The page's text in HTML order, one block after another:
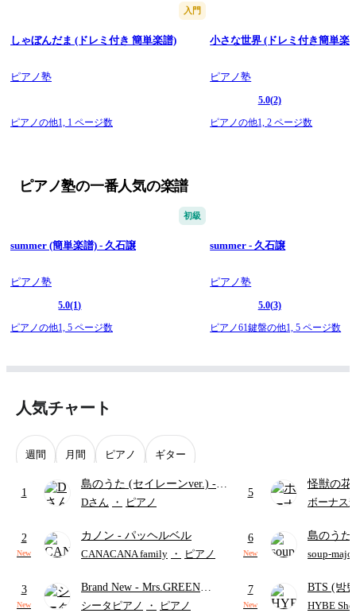
入門
しゃぼんだま (ドレミ付き 簡単楽譜)
ピアノ塾
ピアノの他1, 1 ページ数
小さな世界 (ドレミ付き簡単楽
ピアノ塾
5.0(2)
ピアノの他1,2 ページ数
ピアノ塾の一番人気の楽譜
初級
summer (簡単楽譜) - 久石譲
ピアノ塾
5.0(1)
ピアノの他1, 5 ページ数
summer - 久石譲
ピアノ塾
5.0(3)
ピアノ61鍵盤の他1,5 ページ数
人気チャート
週間 月間 ピアノ ギター
1
島のうた (セイレーンver.) -
セイレーン(CV.鈴木みのり)
ード・ペダル付き/『映画ちい
かわ 人魚の島のひみつ』よ
Dさん ・ ピアノ
2
New
カノン - パッヘルベル
CANACANA family ・ ピアノ
3
New
Brand New - Mrs.GREEN
APPLE
シータピアノ ・ ピアノ
5
怪獣の
ードパー
ボーナス
6
New
島のうた
映画ちい
soup-majo
7
New
BTS (방
HYBE